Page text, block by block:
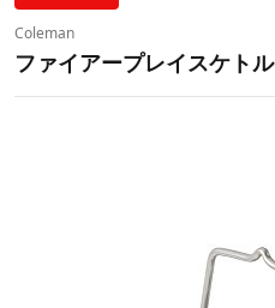
Coleman
ファイアープレイスケトル